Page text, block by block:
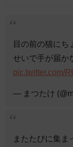
目の前の猫にち
せいで手が届か
pic.twitter.com/
— まつたけ
またたびに集ま